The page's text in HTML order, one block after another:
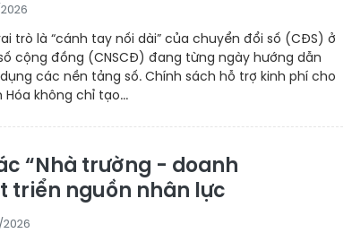
trò là “cánh tay nối dài” của chuyển đổi số (CĐS) ở
cộng đồng (CNSCĐ) đang từng ngày hướng dẫn
các nền tảng số. Chính sách hỗ trợ kinh phí cho
không chỉ tạo...
“Nhà trường - doanh
triển nguồn nhân lực